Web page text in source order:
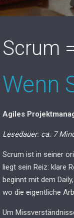
Scrum
Wenn
Agiles
Lesedauer: ca. 7
Scrum ist in seiner
liegt sein Reiz: klare
beginnt mit dem
wo die eigentliche
Um